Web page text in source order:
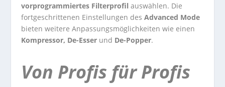
vorprogrammiertes Filterprofilauswählen. Die
fortgeschrittenen Einstellungen desAdvanced Mode
bieten weitere Anpassungsmöglichkeiten wie einen
Kompressor, De-Esser und De-Popper.
Von Profis für Profis